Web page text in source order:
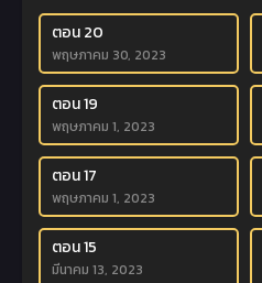
ตอน 20
พฤษภาคม 30, 2023
ตอน 19
พฤษภาคม 1, 2023
ตอน 17
พฤษภาคม 1, 2023
ตอน 15
มีนาคม 13, 2023